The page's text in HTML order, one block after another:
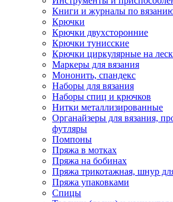
Книги и журналы по
Крючки
Крючки двухсторонние
Крючки тунисские
Крючки циркулярные на
Маркеры для вязания
Мононить, спандекс
Наборы для вязания
Наборы спиц и крючков
Нитки металлизированные
Органайзеры для вязания,
футляры
Помпоны
Пряжа в мотках
Пряжа на бобинах
Пряжа трикотажная, шнур
Пряжа упаковками
Спицы